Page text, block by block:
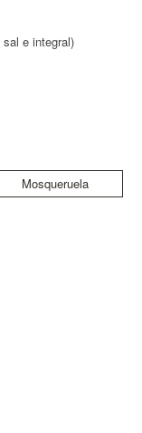
e integral)
Mosqueruela